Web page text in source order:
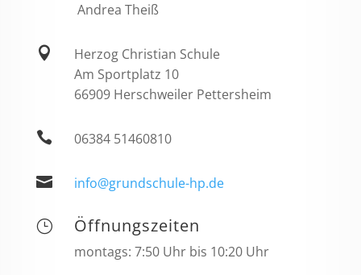
Andrea Theiß

Herzog Christian Schule
Am Sportplatz 10
66909 Herschweiler Pettersheim
 06384 51460810
 info@grundschule-hp.de
} Öffnungszeiten
montags: 7:50 Uhr bis 10:20 Uhr